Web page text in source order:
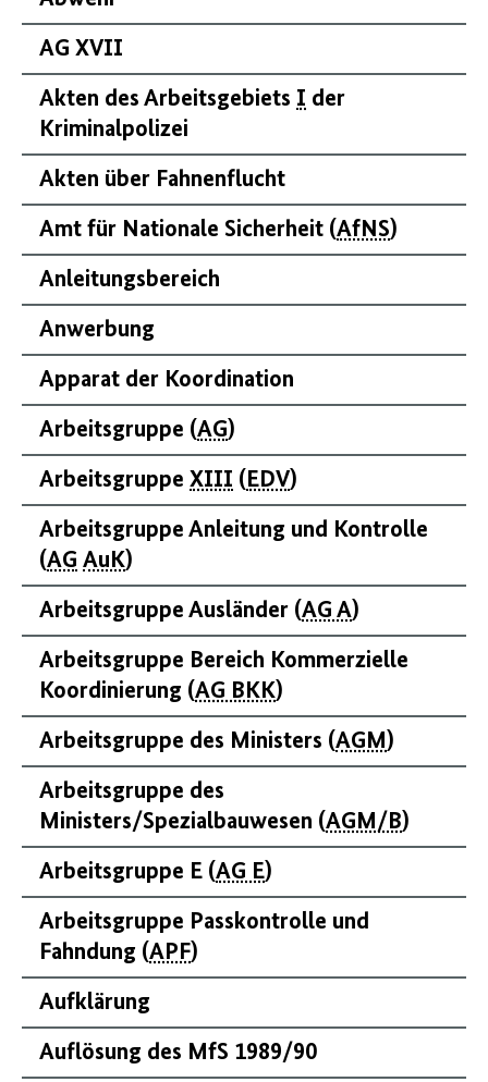
AG XVII
Akten des Arbeitsgebiets I der
Kriminalpolizei
Akten über Fahnenflucht
Amt für Nationale Sicherheit (AfNS)
Anleitungsbereich
Anwerbung
Apparat der Koordination
Arbeitsgruppe (AG)
Arbeitsgruppe XIII ( EDV)
Arbeitsgruppe Anleitung und Kontrolle
(AG AuK)
Arbeitsgruppe Ausländer (AG A)
Arbeitsgruppe Bereich Kommerzielle
Koordinierung (AG BKK)
Arbeitsgruppe des Ministers (AGM )
Arbeitsgruppe des
Ministers/Spezialbauwesen (AGM/B)
Arbeitsgruppe E (AG E)
Arbeitsgruppe Passkontrolle und
Fahndung (APF)
Aufklärung
Auflösung des MfS 1989/90